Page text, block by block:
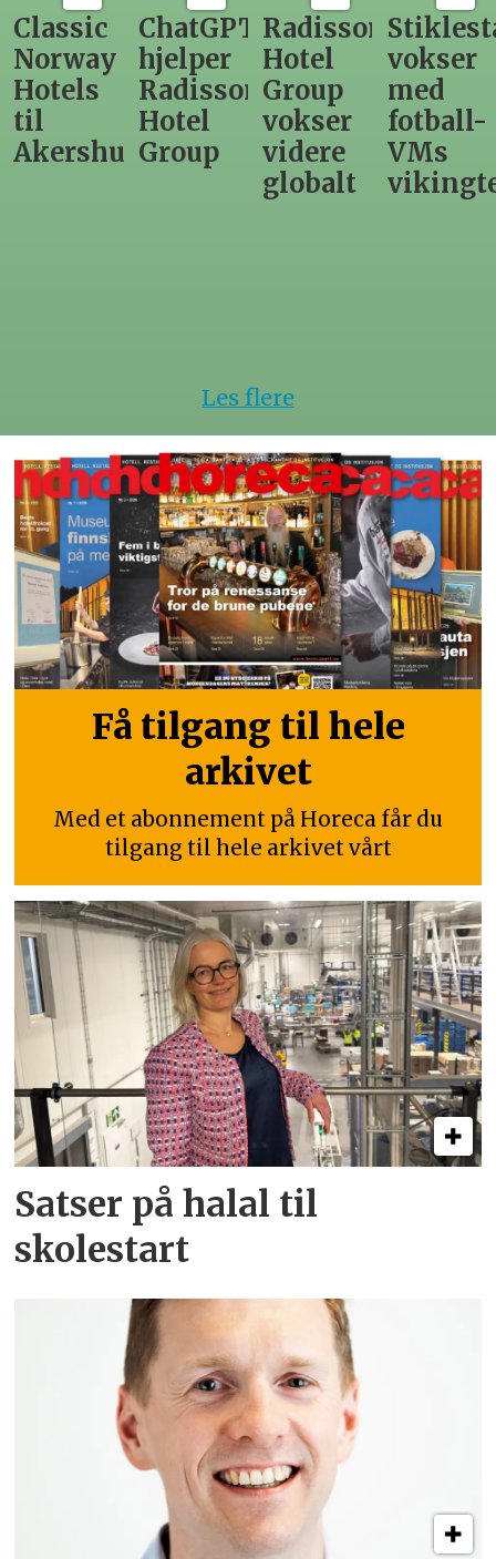
ChatGPT
hjelper
Radisson
Hotel
Group
Radisson
Hotel
Group
vokser
videre
Stiklestad
vokser
med
fotball-
VMs
vikingtematikk
Fra
til
nytt
Les flere
Få tilgang til hele
arkivet
Med et abonnement på Horeca får du
tilgang til hele arkivet vårt
Satser på halal til
skolestart